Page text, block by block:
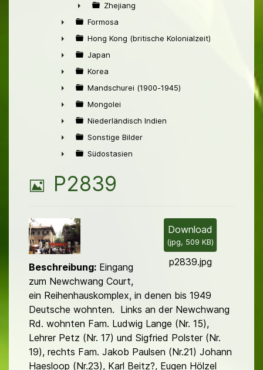
►
►
Zhejiang
►
Formosa
►
Hong Kong (britische Kolonialzeit)
►
Japan
►
Korea
►
Mandschurei (1900-1945)
►
Mongolei
►
Niederländisch Indien
►
Sonstige Bilder
Südostasien
B
l
d
P2839
Download
(jpg, 509 KB)
p2839.jpg
Beschreibung: Eingang
zum Newchwang Court,
ein Reihenhauskomplex, in denen bis 1949
Deutsche wohnten. Links an der Newchwang
Rd. wohnten Fam. Ludwig Lange (Nr. 15),
Lehrer Petz (Nr. 17) und Sigfried Polster (Nr.
19), rechts Fam. Jakob Paulsen (Nr.21) Johann
Haesloop (Nr.23), Karl Beitz?, Eu­gen Hölzel